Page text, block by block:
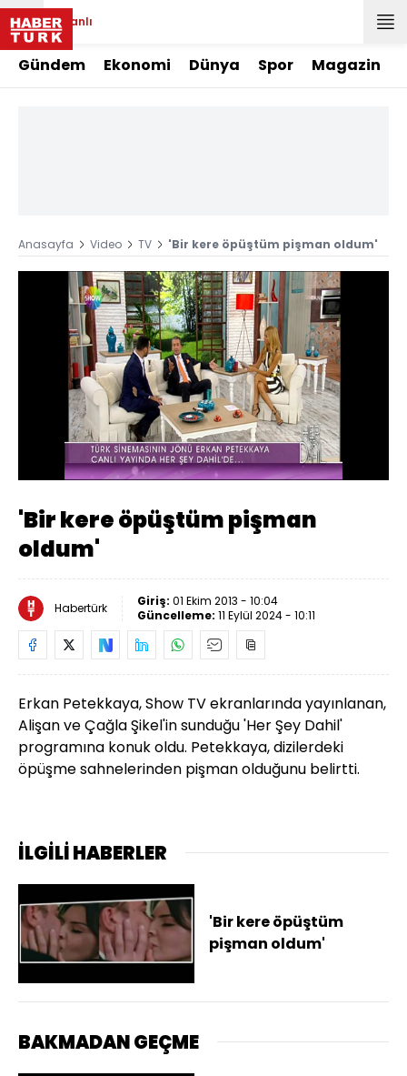
Canlı
Gündem Ekonomi Dünya Spor Magazin
Anasayfa Video TV 'Bir kere öpüştüm pişman oldum'
Sesi
Aç
318
Yüklendi:
46.71%
Oynatma
Hızı
'Bir kere öpüştüm pişman
oldum'
Habertürk Giriş: 01 Ekim 2013 - 10:04
Güncelleme: 11 Eylül 2024 - 10:11
Erkan Petekkaya, Show TV ekranlarında yayınlanan,
Alişan ve Çağla Şikel'in sunduğu 'Her Şey Dahil'
programına konuk oldu. Petekkaya, dizilerdeki
öpüşme sahnelerinden pişman olduğunu belirtti.
İLGİLİ HABERLER
'Bir kere öpüştüm
pişman oldum'
BAKMADAN GEÇME